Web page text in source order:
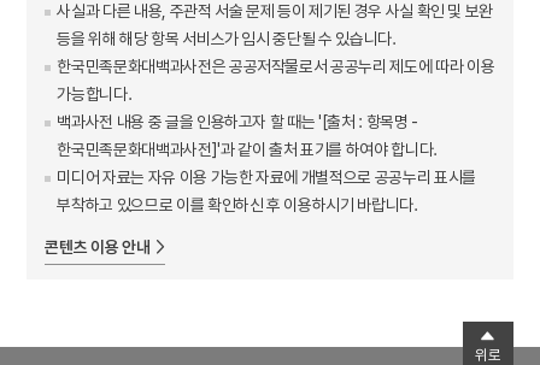
사실과 다른 내용, 주관적 서술 문제 등이 제기된 경우 사실 확인 및 보완
등을 위해 해당 항목 서비스가 임시 중단될 수 있습니다.
한국민족문화대백과사전은 공공저작물로서 공공누리 제도에 따라 이용
가능합니다.
백과사전 내용 중 글을 인용하고자 할 때는 '[출처 : 항목명 -
한국민족문화대백과사전]'과 같이 출처 표기를 하여야 합니다.
미디어 자료는 자유 이용 가능한 자료에 개별적으로 공공누리 표시를
부착하고 있으므로 이를 확인하신 후 이용하시기 바랍니다.
콘텐츠 이용 안내
위로